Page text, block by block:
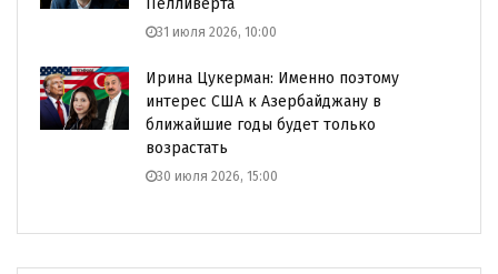
Пелливерта
31 июля 2026, 10:00
Ирина Цукерман: Именно поэтому
интерес США к Азербайджану в
ближайшие годы будет только
возрастать
30 июля 2026, 15:00